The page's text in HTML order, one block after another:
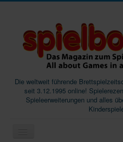
Die weltweit führende
seit 3.12.1995 online!
Spieleerweiterungen und alles